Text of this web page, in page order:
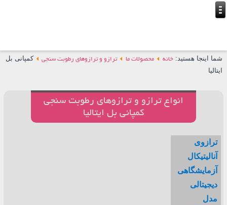
شما اینجا هستید:خانه محصولات ما ترازو و ترازوهای رطوبت سنجی
کمپانی بل
ایتالیا
انواع ترازو و ترازوهای رطوبت سنجی
کمپانی بل ایتالیا
ترازوی
آنالیتیکال
آزمایشگاهی
دیجیتالی
مدل